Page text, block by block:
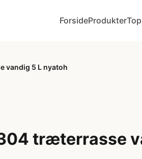
ForsideProdukter
vandig 5 L nyatoh
træterrasse